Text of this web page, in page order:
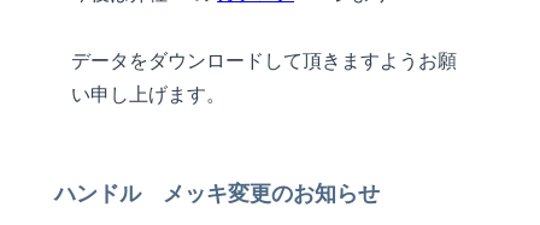
データをダウンロードして頂きますようお願
い申し上げます。
ハンドル メッキ変更のお知らせ